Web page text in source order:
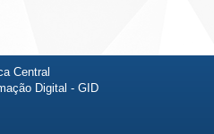
Central
Digital - GID